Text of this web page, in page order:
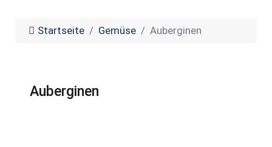
Startseite Gemüse Auberginen
Auberginen